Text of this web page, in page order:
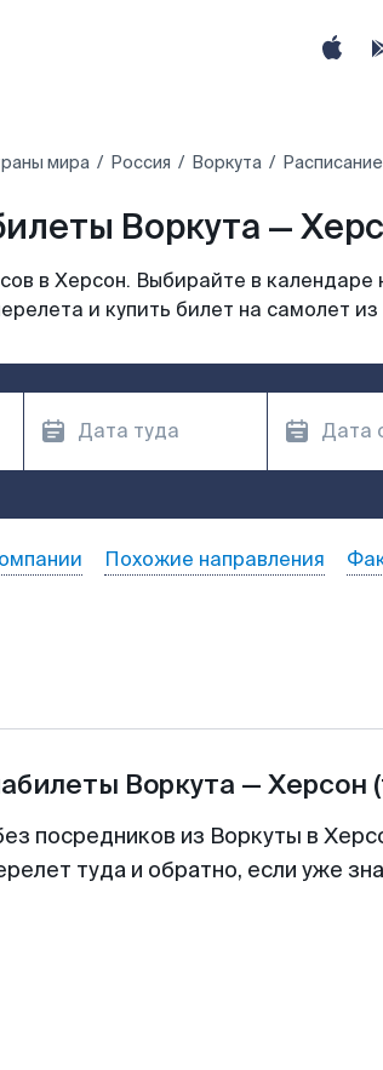
мира Россия Воркута
Воркута —
в Херсон. Выбирайте в календаре
и купить билет на самолет
Похожие направления
Воркута — Херсон
посредников из Воркуты в
туда и обратно, если уже